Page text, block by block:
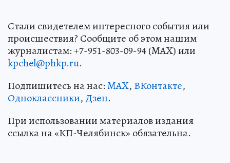
Стали свидетелем интересного события или
происшествия? Сообщите об этом нашим
журналистам: +7-951-803-09-94 (MAX) или
kpchel@phkp.ru.
Подпишитесь на нас:MAX, ВКонтакте,
Одноклассники, Дзен.
При использовании материалов издания
ссылка на «КП-Челябинск» обязательна.